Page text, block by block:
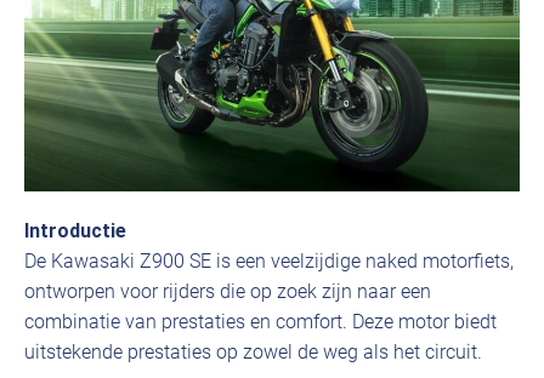
Introductie
De Kawasaki Z900 SE is een veelzijdige naked motorfiets,
ontworpen voor rijders die op zoek zijn naar een
combinatie van prestaties en comfort. Deze motor biedt
uitstekende prestaties op zowel de weg als het circuit.